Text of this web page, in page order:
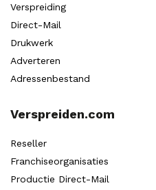
Verspreiding
Direct-Mail
Drukwerk
Adverteren
Adressenbestand
Verspreiden.com
Reseller
Franchiseorganisaties
Productie Direct-Mail